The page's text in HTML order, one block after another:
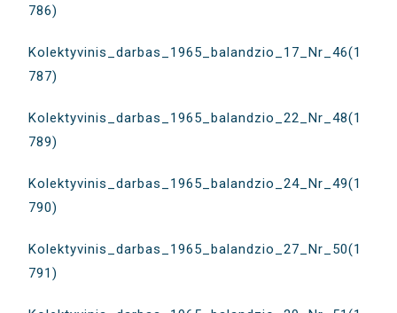
786)
Kolektyvinis_darbas_1965_balandzio_17_Nr_46(1
787)
Kolektyvinis_darbas_1965_balandzio_22_Nr_48(1
789)
Kolektyvinis_darbas_1965_balandzio_24_Nr_49(1
790)
Kolektyvinis_darbas_1965_balandzio_27_Nr_50(1
791)